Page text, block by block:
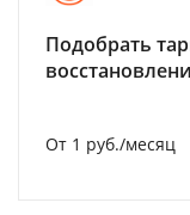
Подобрать
От 1 руб./месяц